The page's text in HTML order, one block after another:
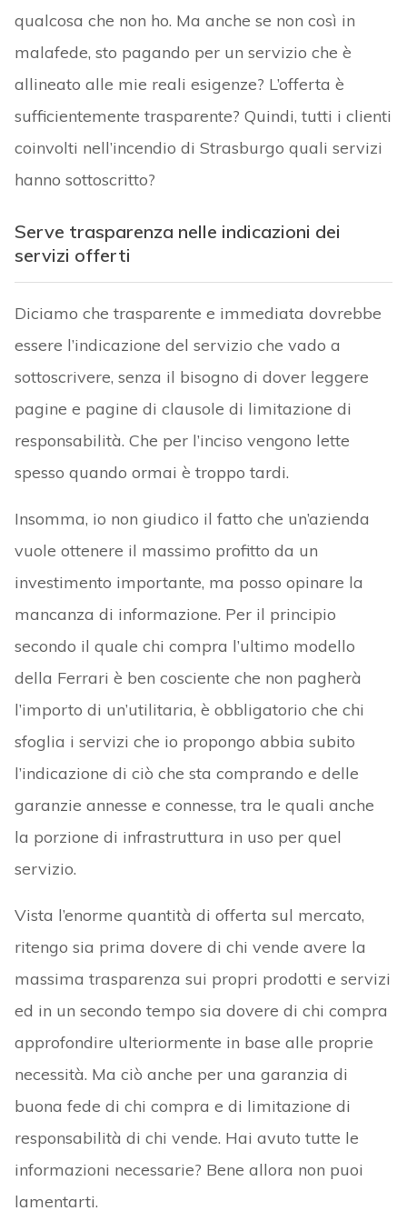
qualcosa che non ho. Ma anche se non così in
malafede, sto pagando per un servizio che è
allineato alle mie reali esigenze? L’offerta è
sufficientemente trasparente? Quindi, tutti i clienti
coinvolti nell’incendio di Strasburgo quali servizi
hanno sottoscritto?
Serve trasparenza nelle indicazioni dei
servizi offerti
Diciamo che trasparente e immediata dovrebbe
essere l’indicazione del servizio che vado a
sottoscrivere, senza il bisogno di dover leggere
pagine e pagine di clausole di limitazione di
responsabilità. Che per l’inciso vengono lette
spesso quando ormai è troppo tardi.
Insomma, io non giudico il fatto che un’azienda
vuole ottenere il massimo profitto da un
investimento importante, ma posso opinare la
mancanza di informazione. Per il principio
secondo il quale chi compra l’ultimo modello
della Ferrari è ben cosciente che non pagherà
l’importo di un’utilitaria, è obbligatorio che chi
sfoglia i servizi che io propongo abbia subito
l’indicazione di ciò che sta comprando e delle
garanzie annesse e connesse, tra le quali anche
la porzione di infrastruttura in uso per quel
servizio.
Vista l’enorme quantità di offerta sul mercato,
ritengo sia prima dovere di chi vende avere la
massima trasparenza sui propri prodotti e servizi
ed in un secondo tempo sia dovere di chi compra
approfondire ulteriormente in base alle proprie
necessità. Ma ciò anche per una garanzia di
buona fede di chi compra e di limitazione di
responsabilità di chi vende. Hai avuto tutte le
informazioni necessarie? Bene allora non puoi
lamentarti.